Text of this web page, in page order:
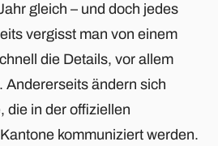
gleich – und doch jedes
vergisst man von einem
die Details, vor allem
Andererseits ändern sich
die in der offiziellen
kommuniziert werden.